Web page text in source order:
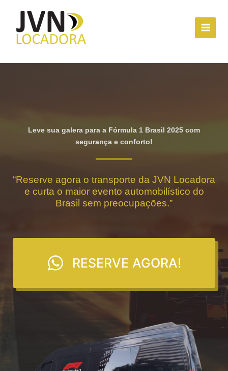
conteúdo
Leve sua galera para a Fórmula 1 Brasil 2025 com
segurança e conforto!
“Reserve agora o transporte da JVN Locadora
e curta o maior evento automobilístico do
Brasil sem preocupações.”
RESERVE AGORA!